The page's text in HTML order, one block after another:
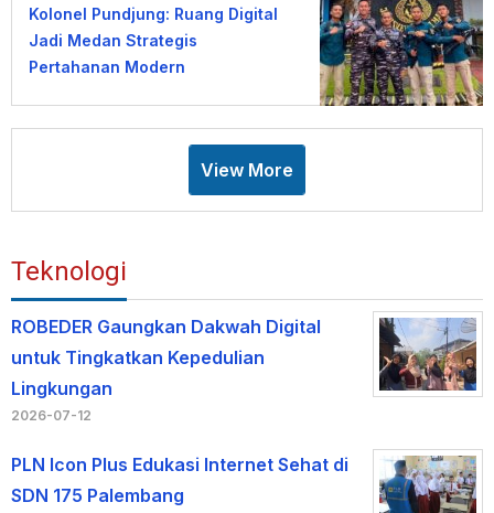
Kolonel Pundjung: Ruang Digital
Jadi Medan Strategis
Pertahanan Modern
View More
Teknologi
ROBEDER Gaungkan Dakwah Digital
untuk Tingkatkan Kepedulian
Lingkungan
2026-07-12
PLN Icon Plus Edukasi Internet Sehat di
SDN 175 Palembang